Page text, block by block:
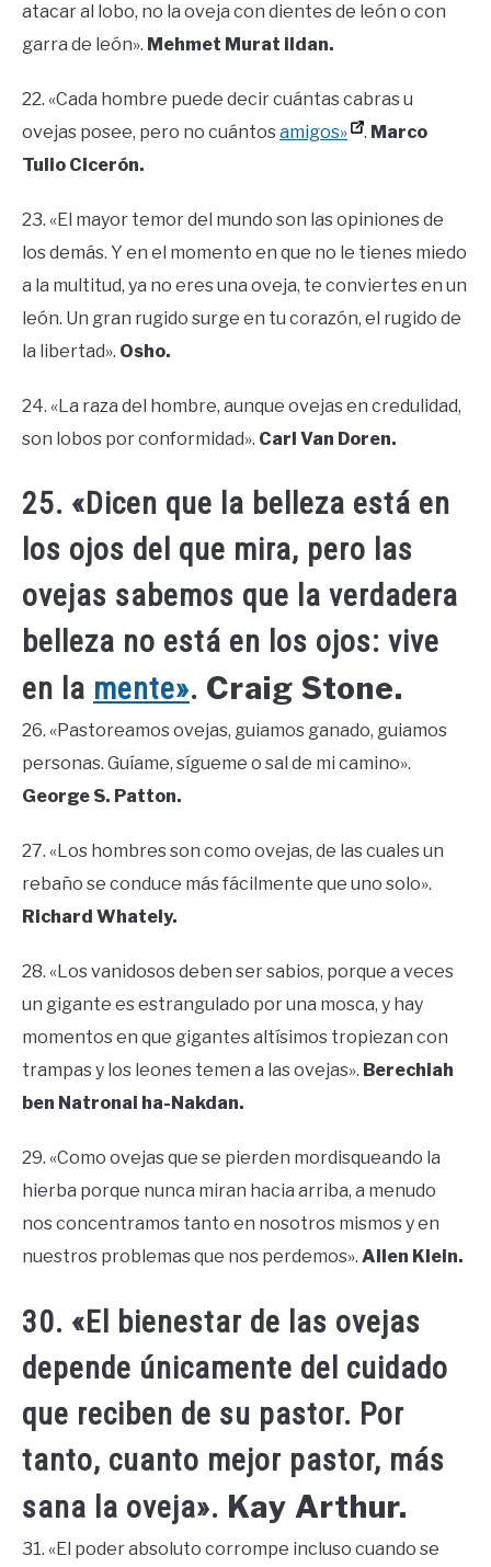
atacar al lobo, no la oveja con dientes de león o con
garra de león». Mehmet Murat ildan.
22. «Cada hombre puede decir cuántas cabras u
ovejas posee, pero no cuántosamigos» . Marco
Tulio Cicerón.
23. «El mayor temor del mundo son las opiniones de
los demás. Y en el momento en que no le tienes miedo
a la multitud, ya no eres una oveja, te conviertes en un
león. Un gran rugido surge en tu corazón, el rugido de
la libertad». Osho.
24. «La raza del hombre, aunque ovejas en credulidad,
son lobos por conformidad». Carl Van Doren.
25. «Dicen que la belleza está en
los ojos del que mira, pero las
ovejas sabemos que la verdadera
belleza no está en los ojos: vive
en la mente». Craig Stone.
26. «Pastoreamos ovejas, guiamos ganado, guiamos
personas. Guíame, sígueme o sal de mi camino».
George S. Patton.
27. «Los hombres son como ovejas, de las cuales un
rebaño se conduce más fácilmente que uno solo».
Richard Whately.
28. «Los vanidosos deben ser sabios, porque a veces
un gigante es estrangulado por una mosca, y hay
momentos en que gigantes altísimos tropiezan con
trampas y los leones temen a las ovejas». Berechiah
ben Natronai ha-Nakdan.
29. «Como ovejas que se pierden mordisqueando la
hierba porque nunca miran hacia arriba, a menudo
nos concentramos tanto en nosotros mismos y en
nuestros problemas que nos perdemos». Allen Klein.
30. «El bienestar de las ovejas
depende únicamente del cuidado
que reciben de su pastor. Por
tanto, cuanto mejor pastor, más
sana la oveja». Kay Arthur.
31. «El poder absoluto corrompe incluso cuando se